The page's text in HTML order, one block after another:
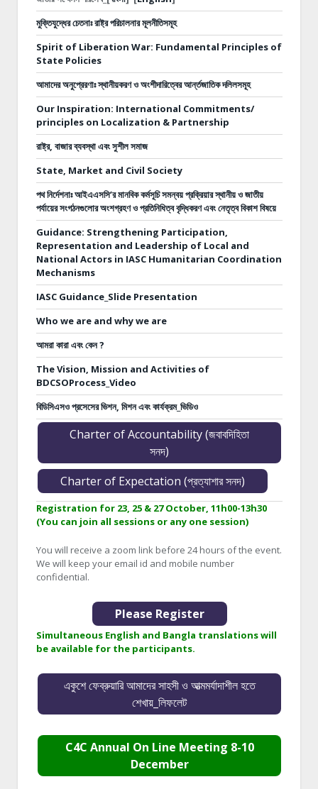
মুক্তিযুদ্ধের চেতনাঃ রাষ্ট্র পরিচালনার মূলনীতিসমূহ
Spirit of Liberation War: Fundamental Principles of
State Policies
আমাদের অনুপ্রেরণাঃ স্থানীয়করণ ও অংশীদারিত্বের আর্ন্তজাতিক দলিলসমূহ
Our Inspiration: International Commitments/
principles on Localization & Partnership
রাষ্ট্র, বাজার ব্যবস্থা এবং সুশীল সমাজ
State, Market and Civil Society
পথ নির্দেশনাঃআইএএসসি’র মানবিক কর্মসূচি সমন্বয় প্রক্রিয়ার স্থানীয় ও জাতীয়
পর্যায়ের সংগঠনগুলোর অংশগ্রহণ ও প্রতিনিধিত্ব বৃদ্ধিকরণ এবং নেতৃত্ব বিকাশ বিষয়ে
Guidance: Strengthening Participation,
Representation and Leadership of Local and
National Actors in IASC Humanitarian Coordination
Mechanisms
IASC Guidance_Slide Presentation
Who we are and why we are
আমরা কারা এবং কেন ?
The Vision, Mission and Activities of
BDCSOProcess_Video
বিডিসিএসও প্রসেসের ভিশন, মিশন এবং কার্যক্রম_ভিডিও
Charter of Accountability (জবাবদিহিতা
সনদ)
Charter of Expectation (প্রত্যাশার সনদ)
Registration for 23, 25 & 27 October, 11h00-13h30
(You can join all sessions or any one session)
You will receive a zoom link before 24 hours of the event.
We will keep your email id and mobile number
confidential.
Please Register
Simultaneous English and Bangla translations will
be available for the participants.
একুশে ফেব্রুয়ারি আমাদের সাহসী ও আত্মমর্যাদাশীল হতে
শেখায়_লিফলেট
C4C Annual On Line Meeting 8-10
December